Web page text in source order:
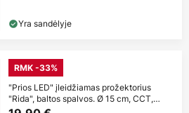
Yra sandėlyje
RMK -33%
"Prios LED" įleidžiamas prožektorius
"Rida", baltos spalvos. Ø 15 cm, CCT,
IP44